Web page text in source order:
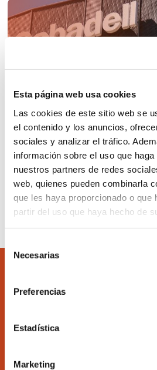
Esta página web usa cookies
Las cookies de este sitio web se
el contenido y los anuncios,
sociales y analizar el tráfico.
información sobre el uso que
nuestros partners de redes
web, quienes pueden combinarla
que les haya proporcionado o que
partir del uso que haya hecho de
Necesarias
Preferencias
Estadística
Marketing
Convenio de colaboración con
por el que los economistas
condiciones ventajosas en un
productos y servicios financieros.
Acceso a las condiciones del
Accede